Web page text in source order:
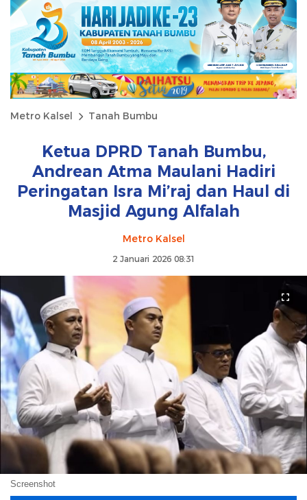
Metro Kalsel Tanah Bumbu
Ketua DPRD Tanah Bumbu,
Andrean Atma Maulani Hadiri
Peringatan Isra Mi’raj dan Haul di
Masjid Agung Alfalah
Metro Kalsel
2 Januari 2026 08:31
Screenshot